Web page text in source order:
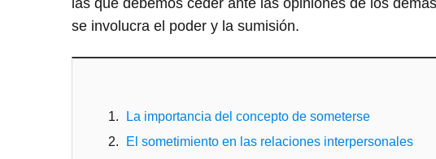
las que debemos ceder ante las opiniones de los
se involucra el poder y la sumisión.
La importancia del concepto de someterse
El sometimiento en las relaciones interpersonales